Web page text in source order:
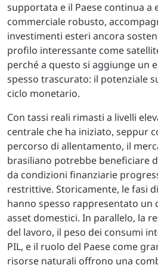
supportata e il Paese continua a
commerciale robusto,
investimenti esteri ancora
profilo interessante come
perché a questo si aggiunge un
spesso trascurato: il potenziale
ciclo monetario.
Con tassi reali rimasti a livelli
centrale che ha iniziato, seppur
percorso di allentamento, il
brasiliano potrebbe beneficiare
da condizioni finanziarie
restrittive. Storicamente, le fasi
hanno spesso rappresentato un
asset domestici. In parallelo, la
del lavoro, il peso dei consumi
PIL, e il ruolo del Paese come
risorse naturali offrono una